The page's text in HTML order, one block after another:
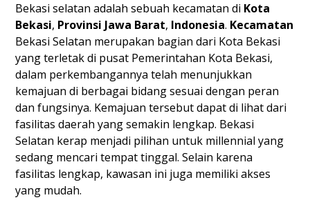
Bekasi selatan adalah sebuah kecamatan di Kota
Bekasi, Provinsi Jawa Barat, Indonesia. Kecamatan
Bekasi Selatan merupakan bagian dari Kota Bekasi
yang terletak di pusat Pemerintahan Kota Bekasi,
dalam perkembangannya telah menunjukkan
kemajuan di berbagai bidang sesuai dengan peran
dan fungsinya. Kemajuan tersebut dapat di lihat dari
fasilitas daerah yang semakin lengkap. Bekasi
Selatan kerap menjadi pilihan untuk millennial yang
sedang mencari tempat tinggal. Selain karena
fasilitas lengkap, kawasan ini juga memiliki akses
yang mudah.